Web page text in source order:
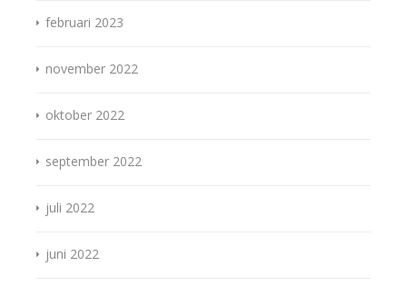
februari 2023
november 2022
oktober 2022
september 2022
juli 2022
juni 2022